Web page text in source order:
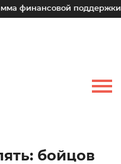
поддержки для
бойцов